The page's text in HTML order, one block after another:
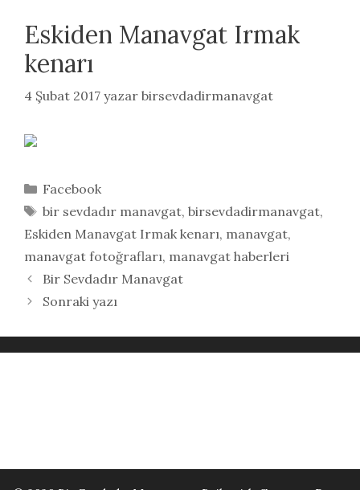
Eskiden Manavgat Irmak
kenarı
4 Şubat 2017 yazar birsevdadirmanavgat
Kategoriler
Facebook
Etiketler
bir sevdadır manavgat, birsevdadirmanavgat,
Eskiden Manavgat Irmak kenarı, manavgat,
manavgat fotoğrafları, manavgat haberleri
Bir Sevdadır Manavgat
Sonraki yazı